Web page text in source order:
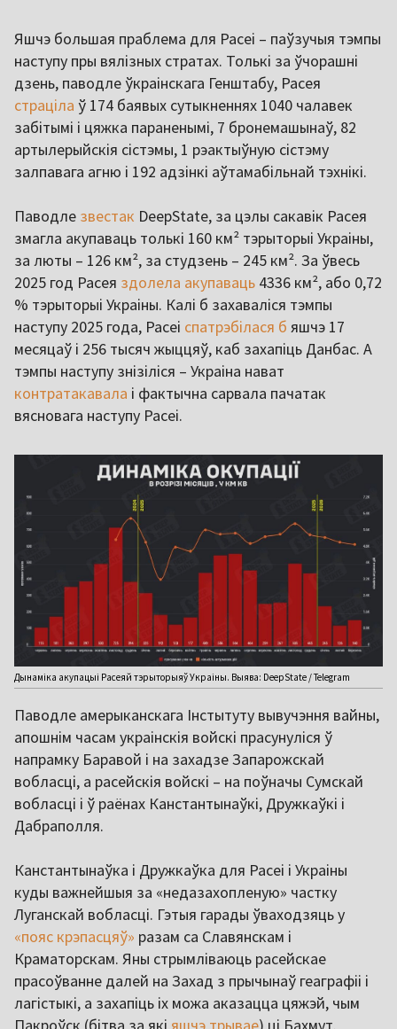
Яшчэ большая праблема для Расеі – паўзучыя тэмпы
наступу пры вялізных стратах. Толькі за ўчорашні
дзень, паводле ўкраінскага Генштабу, Расея
страціла ў 174 баявых сутыкненнях 1040 чалавек
забітымі і цяжка параненымі, 7 бронемашынаў, 82
артылерыйскія сістэмы, 1 рэактыўную сістэму
залпавага агню і 192 адзінкі аўтамабільнай тэхнікі.
Паводле звестак DeepState, за цэлы сакавік Расея
змагла акупаваць толькі 160 км² тэрыторыі Украіны,
за люты – 126 км², за студзень – 245 км². За ўвесь
2025 год Расея здолела акупаваць 4336 км², або 0,72
% тэрыторыі Украіны. Калі б захаваліся тэмпы
наступу 2025 года, Расеі спатрэбілася б яшчэ 17
месяцаў і 256 тысяч жыццяў, каб захапіць Данбас. А
тэмпы наступу знізіліся – Украіна нават
контратакавала і фактычна сарвала пачатак
вясновага наступу Расеі.
Дынаміка акупацыі Расеяй тэрыторыяў Украіны. Выява: DeepState / Telegram
Паводле амерыканскага Інстытуту вывучэння вайны,
апошнім часам украінскія войскі прасунуліся ў
напрамку Баравой і на захадзе Запарожскай
вобласці, а расейскія войскі – на поўначы Сумскай
вобласці і ў раёнах Канстантынаўкі, Дружкаўкі і
Дабраполля.
Канстантынаўка і Дружкаўка для Расеі і Украіны
куды важнейшыя за «недазахопленую» частку
Луганскай вобласці. Гэтыя гарады ўваходзяць у
«пояс крэпасцяў» разам са Славянскам і
Краматорскам. Яны стрымліваюць расейскае
прасоўванне далей на Захад з прычынаў геаграфіі і
лагістыкі, а захапіць іх можа аказацца цяжэй, чым
Пакроўск (бітва за які яшчэ трывае) ці Бахмут.